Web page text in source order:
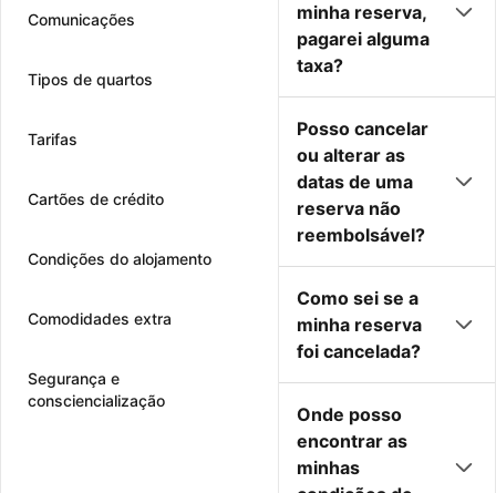
Comunicações
Tipos de quartos
Tarifas
Cartões de crédito
Condições do alojamento
Comodidades extra
Segurança e
consciencialização
minha reserva,
pagarei alguma
taxa?
Posso cancelar
ou alterar as
datas de uma
reserva não
reembolsável?
Como sei se a
minha reserva
foi cancelada?
Onde posso
encontrar as
minhas